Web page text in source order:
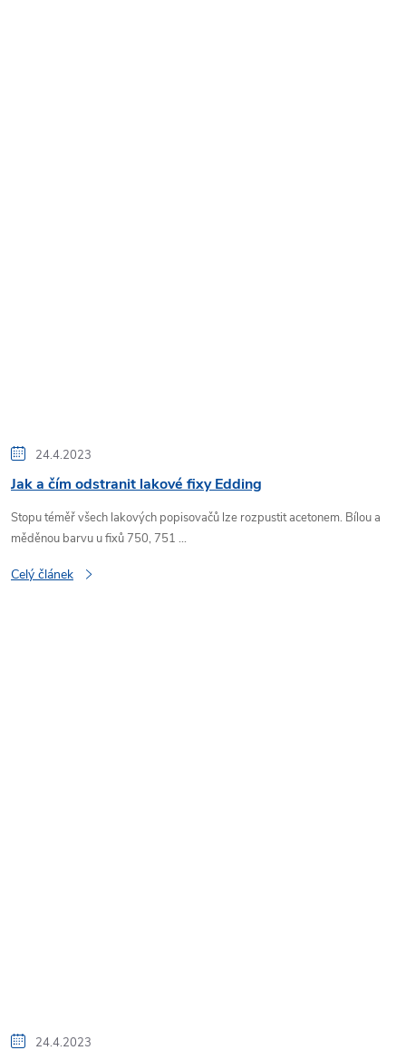
24.4.2023
Jak a čím odstranit lakové fixy Edding
Stopu téměř všech lakových popisovačů lze rozpustit acetonem. Bílou a
měděnou barvu u fixů 750, 751 ...
Celý článek
24.4.2023